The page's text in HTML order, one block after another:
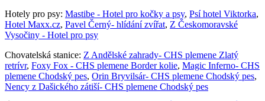
Hotely pro psy: Mastibe - Hotel pro kočky a psy, Psí hotel Viktorka,
Hotel Maxx.cz, Pavel Černý- hlídání zvířat, Z Českomoravské
Vysočiny - Hotel pro psy
Chovatelská stanice: Z Andělské zahrady- CHS plemene Zlatý
retrívr, Foxy Fox - CHS plemene Border kolie, Magic Inferno- CHS
plemene Chodský pes, Orin Bryvilsár- CHS plemene Chodský pes,
Nency z Dašického zátiší- CHS plemene Chodský pes